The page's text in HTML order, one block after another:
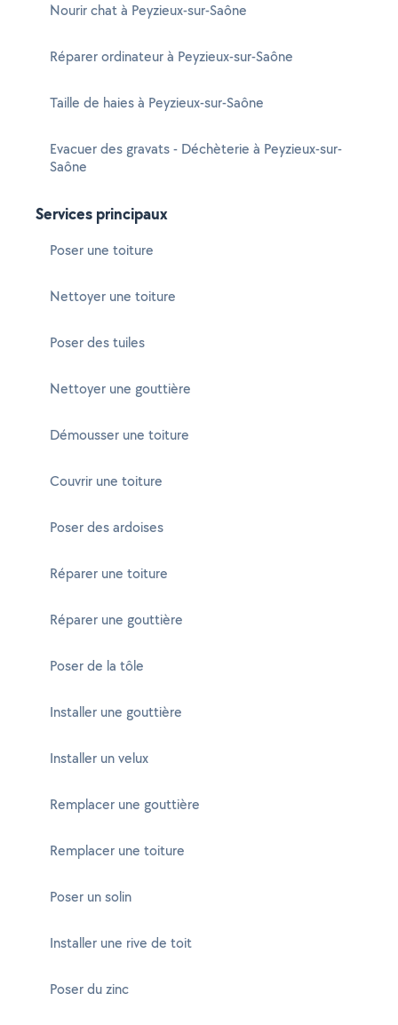
Nourir chat à Peyzieux-sur-Saône
Réparer ordinateur à Peyzieux-sur-Saône
Taille de haies à Peyzieux-sur-Saône
Evacuer des gravats - Déchèterie à Peyzieux-sur-
Saône
Services principaux
Poser une toiture
Nettoyer une toiture
Poser des tuiles
Nettoyer une gouttière
Démousser une toiture
Couvrir une toiture
Poser des ardoises
Réparer une toiture
Réparer une gouttière
Poser de la tôle
Installer une gouttière
Installer un velux
Remplacer une gouttière
Remplacer une toiture
Poser un solin
Installer une rive de toit
Poser du zinc